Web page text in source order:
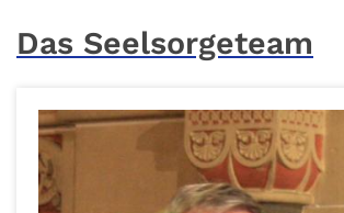
Das Seelsorgeteam